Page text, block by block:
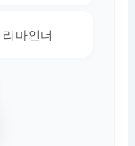
마인더